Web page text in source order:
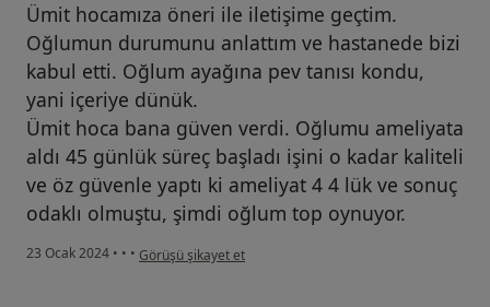
Ümit hocamıza öneri ile iletişime geçtim.
Oğlumun durumunu anlattım ve hastanede bizi
kabul etti. Oğlum ayağına pev tanısı kondu,
yani içeriye dünük.
Ümit hoca bana güven verdi. Oğlumu ameliyata
aldı 45 günlük süreç başladı işini o kadar kaliteli
ve öz güvenle yaptı ki ameliyat 4 4 lük ve sonuç
odaklı olmuştu, şimdi oğlum top oynuyor.
23 Ocak 2024 • • • kullanıcının görüşüne göre a...
Görüşü şikayet et